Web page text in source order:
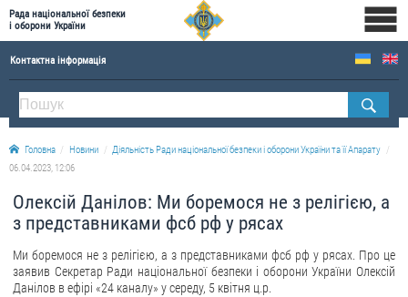
Рада національної безпеки
і оборони України
Контактна інформація
ПРО РНБОУ
Склад Ради національної безпеки і оборони України
Апарат Ради національної безпеки і оборони України
Історична довідка про діяльність Ради національної безпеки і оборони України
ПРЕСЦЕНТР
Головна Новини
Діяльність Ради національної безпеки і оборони України та її Апарату
06.04.2023, 12:06
Олексій Данілов: Ми боремося не з релігією, а
з представниками фсб рф у рясах
Ми боремося не з релігією, а з представниками фсб рф у рясах. Про це
заявив Секретар Ради національної безпеки і оборони України Олексій
Данілов в ефірі «24 каналу» у середу, 5 квітня ц.р.